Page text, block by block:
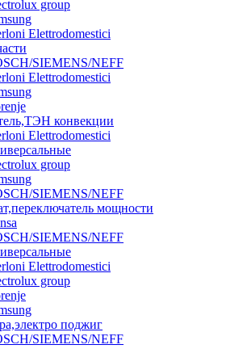
group
Elettrodomestici
SIEMENS/NEFF
Elettrodomestici
конвекции
Elettrodomestici
group
SIEMENS/NEFF
мощности
SIEMENS/NEFF
Elettrodomestici
group
поджиг
SIEMENS/NEFF